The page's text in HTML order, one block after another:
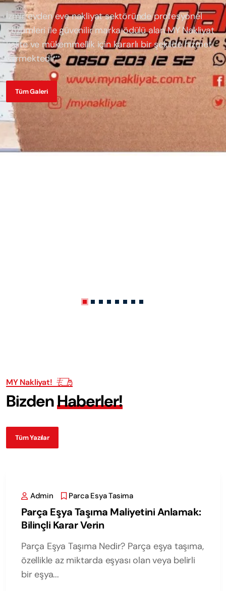
İzmir evden eve nakliyat sektöründe profesyonel
çözümleri ile güvenilir marka ödülü alanMY Nakliyat
kalite ve mükemmellik için kararlı bir şekilde hizmet
vermektedir.
Tüm Galeri
MY Nakliyat!
BizdenHaberler!
Tüm Yazılar
Admin Parca Esya Tasima
Parça Eşya Taşıma Maliyetini Anlamak:
Bilinçli Karar Verin
Parça Eşya Taşıma Nedir? Parça eşya taşıma,
özellikle az miktarda eşyası olan veya belirli
bir eşya...